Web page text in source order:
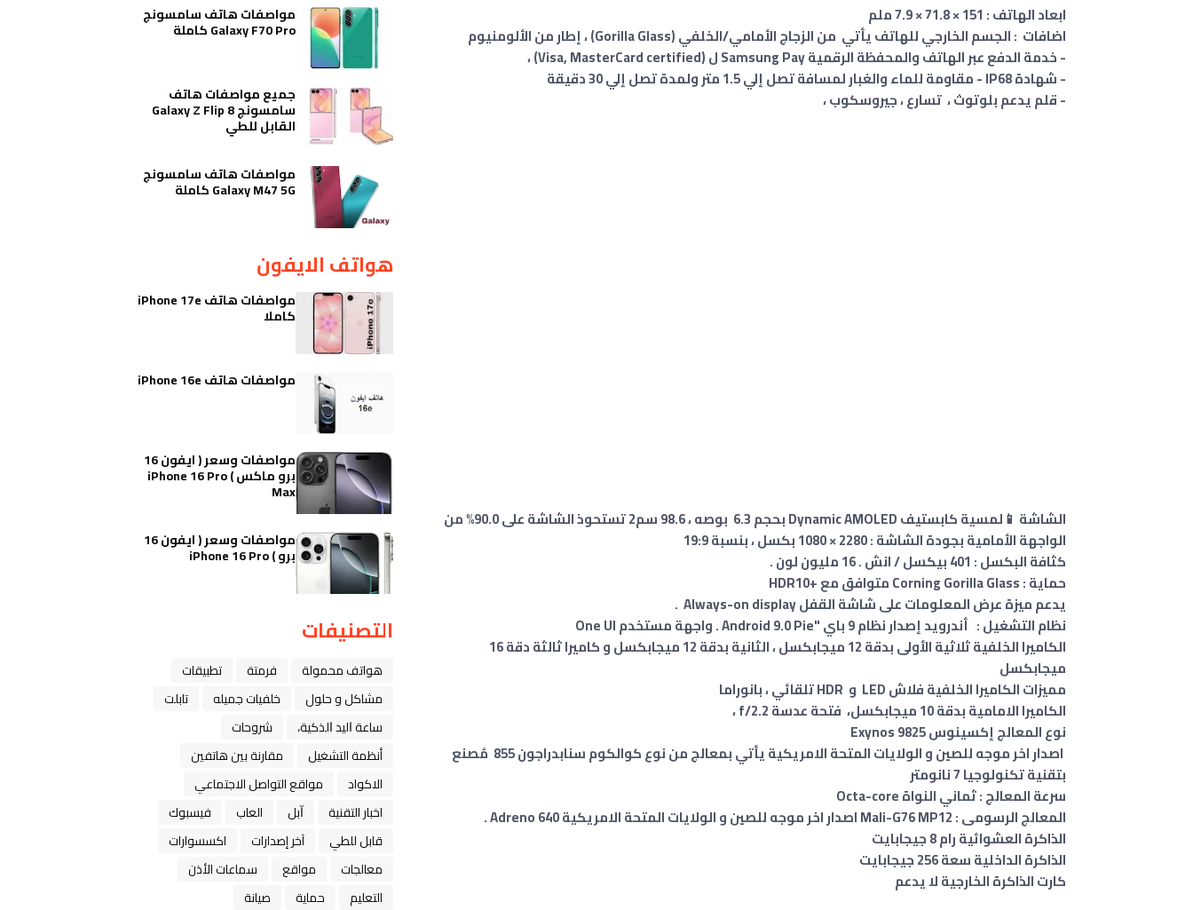
ابعاد الهاتف : 151 × 71.8 × 7.9 ملم
اضافات : الجسم الخارجي للهاتف يأتي من الزجاج الأمامي/الخلفي (Gorilla Glass) ، إطار من الألومنيوم
- خدمة الدفع عبر الهاتف والمحفظة الرقمية Samsung Pay ل (Visa, MasterCard certified) ،
- شهادة IP68 - مقاومة للماء والغبار لمسافة تصل إلي 1.5 متر ولمدة تصل إلي 30 دقيقة
- قلم يدعم بلوتوث ، تسارع ، جيروسكوب ،
الشاشة 📱لمسية كابستيف Dynamic AMOLED بحجم 6.3 بوصه ، 98.6 سم2 تستحوذ الشاشة على 90.0% من
الواجهة الأمامية بجودة الشاشة : 2280 × 1080 بكسل ، بنسبة 19:9
كثافة البكسل : 401 بيكسل / انش . 16 مليون لون .
حماية : Corning Gorilla Glass متوافق مع +HDR10
يدعم ميزة عرض المعلومات على شاشة القفل Always-on display .
نظام التشغيل : أندرويد إصدار نظام 9 باي "Android 9.0 Pie . واجهة مستخدم One UI
الكاميرا الخلفية ثلاثية الأولى بدقة 12 ميجابكسل ، الثانية بدقة 12 ميجابكسل و كاميرا ثالثة دقة 16
ميجابكسل
مميزات الكاميرا الخلفية فلاش LED و HDR تلقائي ، بانوراما
الكاميرا الامامية بدقة 10 ميجابكسل، فتحة عدسة f/2.2 ،
نوع المعالج إكسينوس Exynos 9825
اصدار اخر موجه للصين و الولايات المتحة الامريكية يأتي بمعالج من نوع كوالكوم سنابدراجون 855 مُصنع
بتقنية تكنولوجيا 7 نانومتر
سرعة المعالج : ثماني النواة Octa-core
المعالج الرسومى : Mali-G76 MP12 اصدار اخر موجه للصين و الولايات المتحة الامريكية Adreno 640 .
الذاكرة العشوائية رام 8 جيجابايت
الذاكرة الداخلية سعة 256 جيجابايت
كارت الذاكرة الخارجية لا يدعم
مواصفات هاتف سامسونج
Galaxy F70 Pro كاملة
جميع مواصفات هاتف
سامسونج Galaxy Z Flip 8
القابل للطي
مواصفات هاتف سامسونج
Galaxy M47 5G كاملة
هواتف الايفون
مواصفات هاتف iPhone 17e
كاملا
مواصفات هاتف iPhone 16e
مواصفات وسعر ( ايفون 16
برو ماكس ) iPhone 16 Pro
Max
مواصفات وسعر ( ايفون 16
برو ) iPhone 16 Pro
التصنيفات
هواتف محمولة فرمتة
تطبيقات
مشاكل و حلول
خلفيات جميله
تابلت
ﺳﺎﻋﺔ ﺍﻟﻴﺪ ﺍﻟﺬﻛﻴﺔ،
شروحات
أنظمة التشغيل
مقارنة بين هاتفين
الاكواد
مواقع التواصل الاجتماعي
اخبار التقنية
ﺁﺑﻞ العاب
فيسبوك
قابل للطي
آخر إصدارات
اكسسوارات
معالجات
مواقع
سماعات الأذن
التعليم
حماية صيانة